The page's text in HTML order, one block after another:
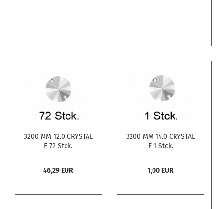
3200 MM 12,0 CRYSTAL
F 72 Stck.
46,29 EUR
3200 MM 14,0 CRYSTAL
F 1 Stck.
1,00 EUR